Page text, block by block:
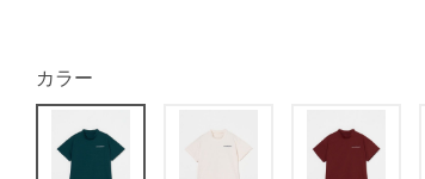
カラー